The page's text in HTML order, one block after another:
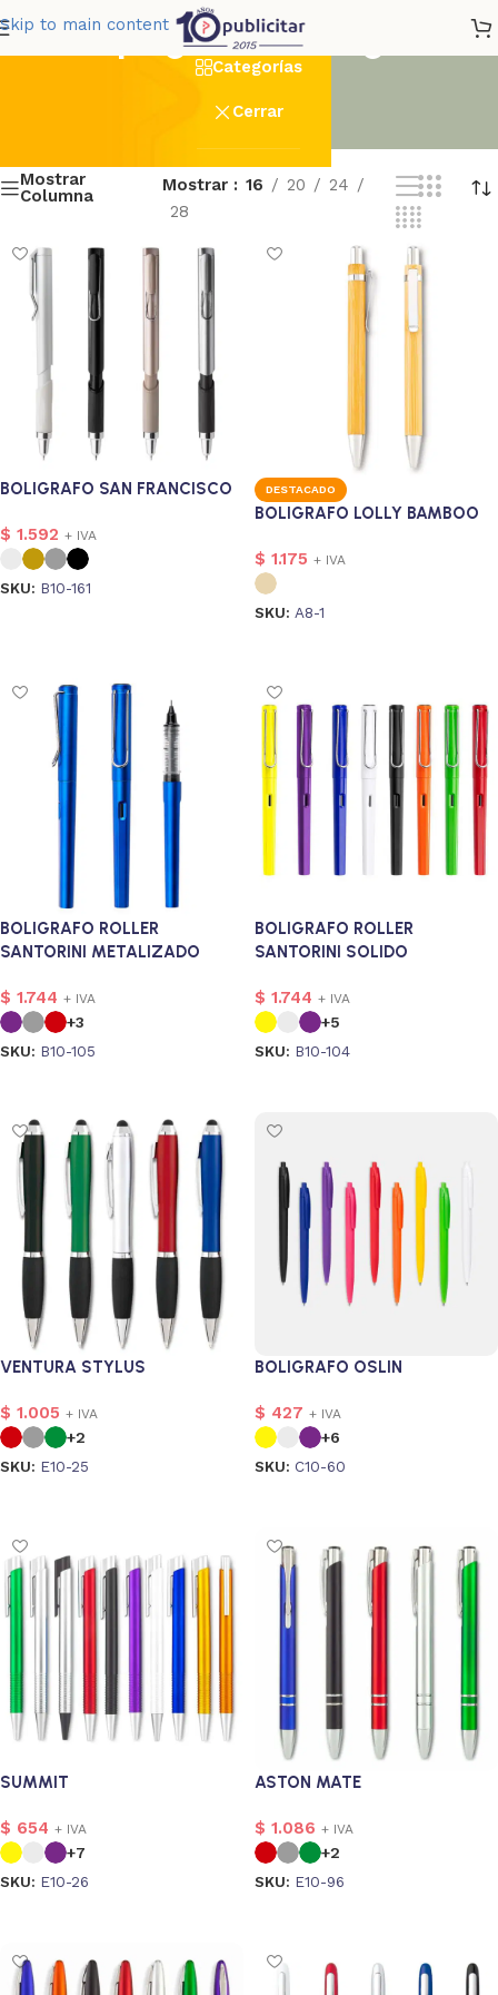
Skip to main content
Tampografia_Boligrafo
Categorías
Cerrar
Mostrar
Columna
Mostrar 16 20
24
28
BOLIGRAFO SAN FRANCISCO
$ 1.592 + IVA
SKU: B10-161
DESTACADO
BOLIGRAFO LOLLY BAMBOO
$ 1.175 + IVA
SKU: A8-1
BOLIGRAFO ROLLER
SANTORINI METALIZADO
$ 1.744 + IVA
+3
SKU: B10-105
BOLIGRAFO ROLLER
SANTORINI SOLIDO
$ 1.744 + IVA
+5
SKU: B10-104
VENTURA STYLUS
$ 1.005 + IVA
+2
SKU: E10-25
BOLIGRAFO OSLIN
$ 427 + IVA
+6
SKU: C10-60
SUMMIT
$ 654 + IVA
+7
SKU: E10-26
ASTON MATE
$ 1.086 + IVA
+2
SKU: E10-96